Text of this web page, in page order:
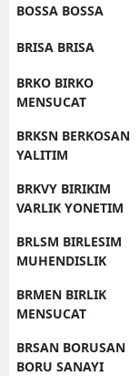
BOSSA BOSSA
BRISA BRISA
BRKO BIRKO
MENSUCAT
BRKSN BERKOSAN
YALITIM
BRKVY BIRIKIM
VARLIK YONETIM
BRLSM BIRLESIM
MUHENDISLIK
BRMEN BIRLIK
MENSUCAT
BRSAN BORUSAN
BORU SANAYI